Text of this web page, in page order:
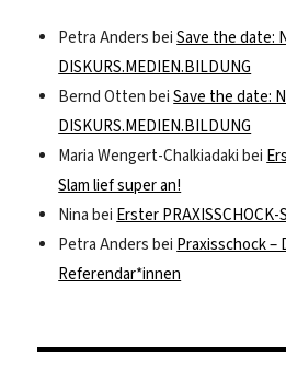
Petra Anders beiSave the date:
DISKURS.MEDIEN.BILDUNG
Bernd Otten beiSave the date:
DISKURS.MEDIEN.BILDUNG
Maria Wengert-Chalkiadaki bei
Slam lief super an!
Nina bei Erster
Petra Anders bei Praxisschock –
Referendar*innen